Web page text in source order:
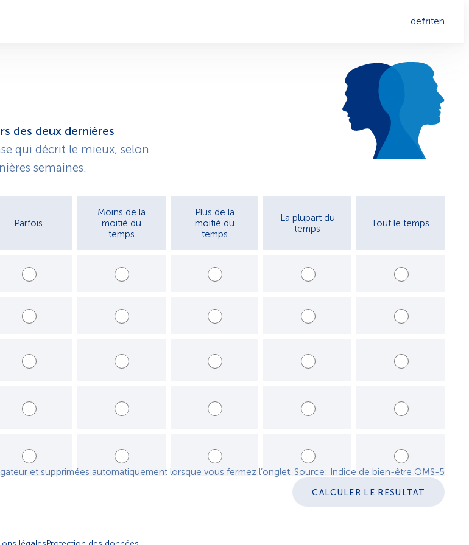
defriten
des deux dernières
qui décrit le mieux, selon
semaines.
Parfois
Moins de la
moitié du
temps
Plus de la
moitié du
temps
La plupart du
temps
Tout le temps
Parfois Moins de la moitié du tempsPlus de la moitié du tempsLa plupart du temps Tout le temps
Parfois Moins de la moitié du tempsPlus de la moitié du tempsLa plupart du temps Tout le temps
Parfois Moins de la moitié du tempsPlus de la moitié du tempsLa plupart du temps Tout le temps
Parfois Moins de la moitié du tempsPlus de la moitié du tempsLa plupart du temps Tout le temps
Parfois Moins de la moitié du tempsPlus de la moitié du tempsLa plupart du temps Tout le temps
et supprimées automatiquement lorsque vous fermez l’onglet. Source: Indice de bien-être OMS-5
CALCULER LE RÉSULTAT